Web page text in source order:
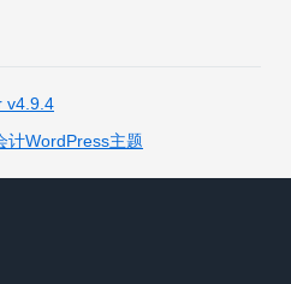
v4.9.4
计WordPress主题